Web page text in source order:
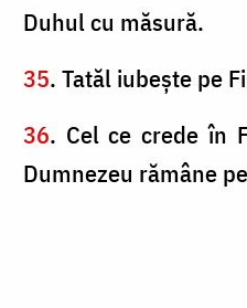
Duhul cu măsură.
35. Tatăl iubeşte pe
36. Cel ce crede în
Dumnezeu rămâne